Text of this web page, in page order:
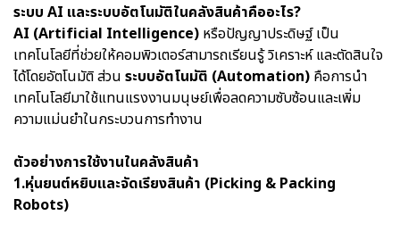
ระบบ AI และระบบอัตโนมัติในคลังสินค้าคืออะไร?
AI (Artificial Intelligence) หรือปัญญาประดิษฐ์ เป็น
เทคโนโลยีที่ช่วยให้คอมพิวเตอร์สามารถเรียนรู้ วิเคราะห์ และตัดสินใจ
ได้โดยอัตโนมัติ ส่วน ระบบอัตโนมัติ (Automation) คือการนำ
เทคโนโลยีมาใช้แทนแรงงานมนุษย์เพื่อลดความซับซ้อนและเพิ่ม
ความแม่นยำในกระบวนการทำงาน
ตัวอย่างการใช้งานในคลังสินค้า
1.หุ่นยนต์หยิบและจัดเรียงสินค้า (Picking & Packing
Robots)